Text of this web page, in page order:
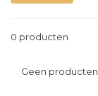
0 producten
Geen producten